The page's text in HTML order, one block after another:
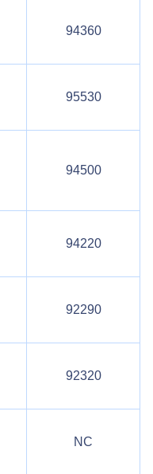
94360
95530
94500
94220
92290
92320
NC